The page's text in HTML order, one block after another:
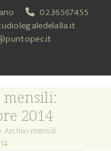
02.36567455
2014
Archivi mensili: